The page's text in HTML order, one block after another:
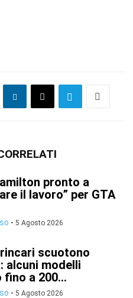
pronto a
il lavoro” per GTA
- 5 Agosto 2026
rincari scuotono
alcuni modelli
a 200...
- 5 Agosto 2026